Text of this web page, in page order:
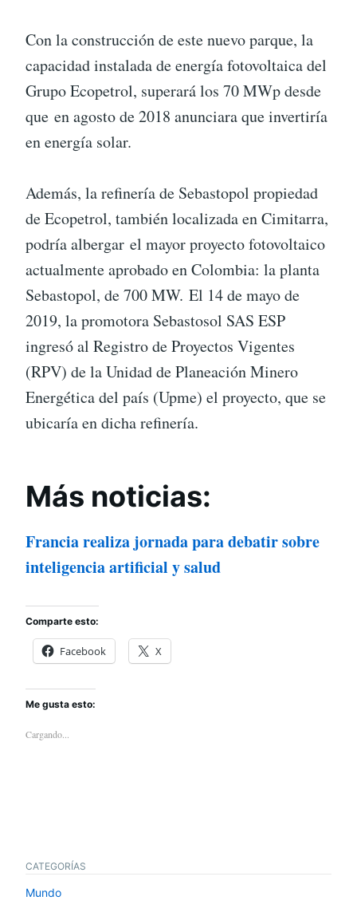
Con la construcción de este nuevo parque, la
capacidad instalada de energía fotovoltaica del
Grupo Ecopetrol, superará los 70 MWp desde
que en agosto de 2018 anunciara que invertiría
en energía solar.
Además, la refinería de Sebastopol propiedad
de Ecopetrol, también localizada en Cimitarra,
podría albergar el mayor proyecto fotovoltaico
actualmente aprobado en Colombia: la planta
Sebastopol, de 700 MW. El 14 de mayo de
2019, la promotora Sebastosol SAS ESP
ingresó al Registro de Proyectos Vigentes
(RPV) de la Unidad de Planeación Minero
Energética del país (Upme) el proyecto, que se
ubicaría en dicha refinería.
Más noticias:
Francia realiza jornada para debatir sobre
inteligencia artificial y salud
Comparte esto:
Facebook X
Me gusta esto:
Cargando...
CATEGORÍAS
Mundo